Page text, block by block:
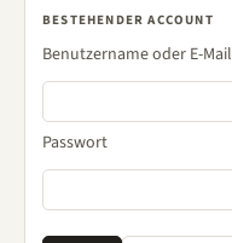
BESTEHENDER ACCOUNT
Benutzername oder E-
Passwort